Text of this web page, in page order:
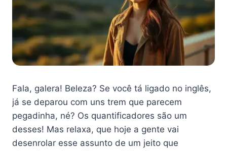
Fala, galera! Beleza? Se você tá ligado no inglês,
já se deparou com uns trem que parecem
pegadinha, né? Os quantificadores são um
desses! Mas relaxa, que hoje a gente vai
desenrolar esse assunto de um jeito que